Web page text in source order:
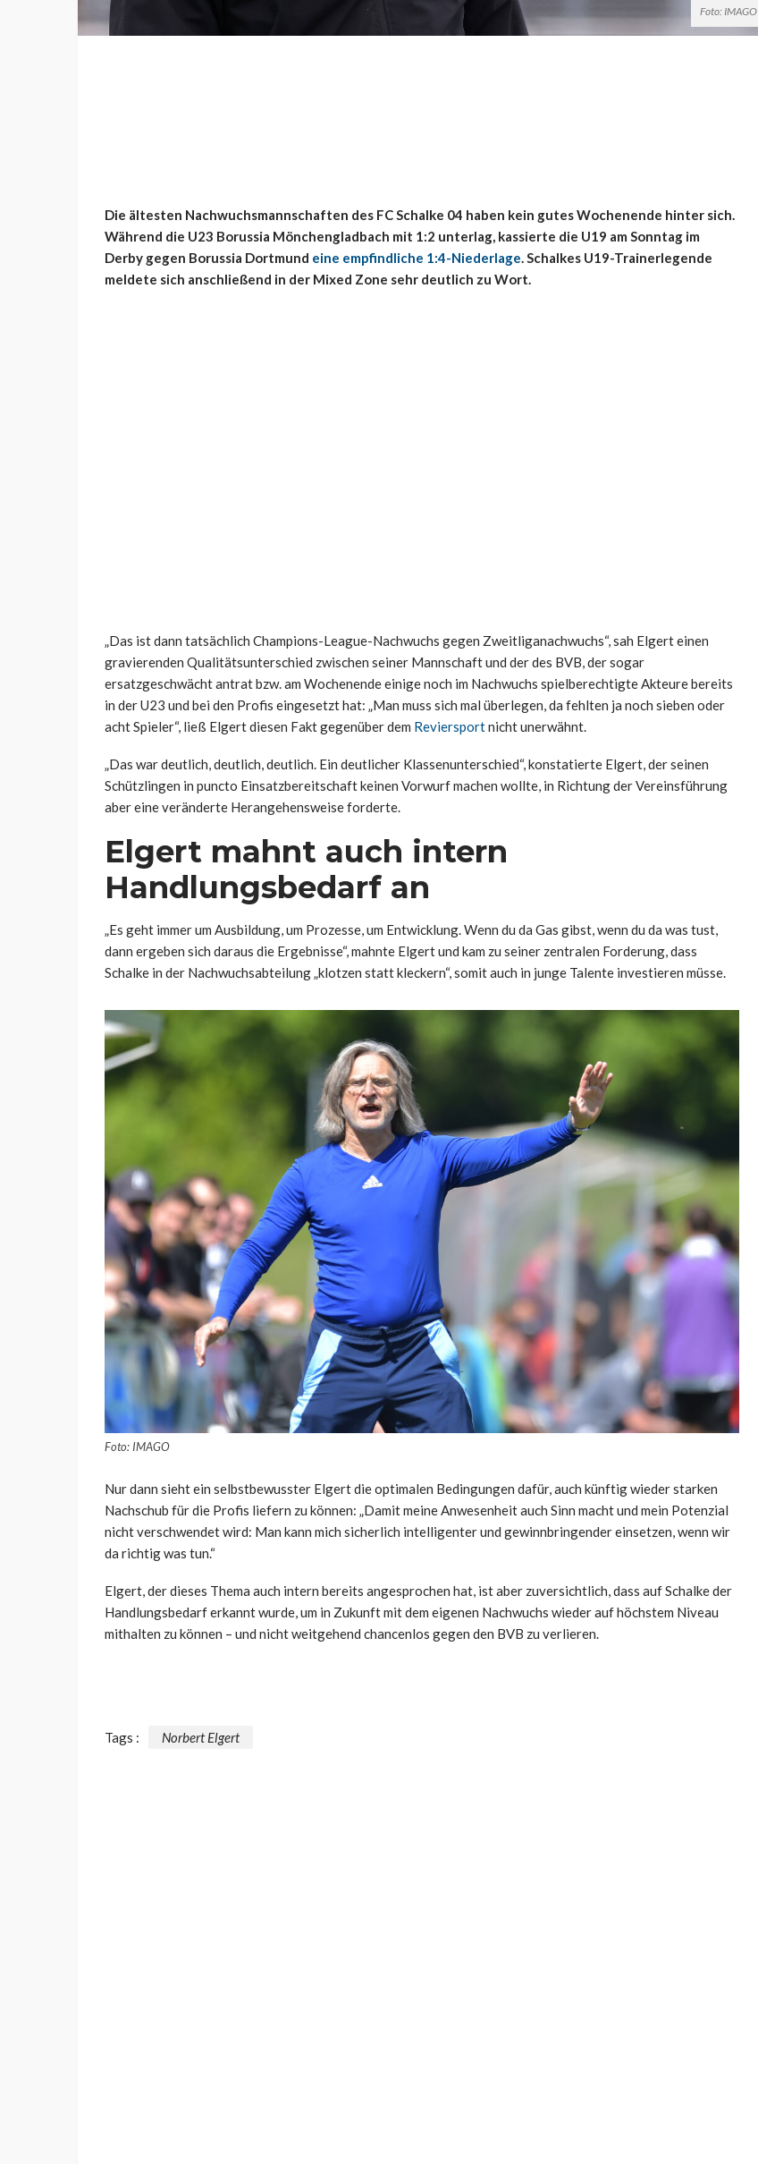
Foto: IMAGO
Die ältesten Nachwuchsmannschaften des FC Schalke 04 haben kein gutes Wochenende hinter sich.
Während die U23 Borussia Mönchengladbach mit 1:2 unterlag, kassierte die U19 am Sonntag im
Derby gegen Borussia Dortmund eine empfindliche 1:4-Niederlage. Schalkes U19-Trainerlegende
meldete sich anschließend in der Mixed Zone sehr deutlich zu Wort.
„Das ist dann tatsächlich Champions-League-Nachwuchs gegen Zweitliganachwuchs“, sah Elgert einen
gravierenden Qualitätsunterschied zwischen seiner Mannschaft und der des BVB, der sogar
ersatzgeschwächt antrat bzw. am Wochenende einige noch im Nachwuchs spielberechtigte Akteure bereits
in der U23 und bei den Profis eingesetzt hat: „Man muss sich mal überlegen, da fehlten ja noch sieben oder
acht Spieler“, ließ Elgert diesen Fakt gegenüber dem Reviersportnicht unerwähnt.
„Das war deutlich, deutlich, deutlich. Ein deutlicher Klassenunterschied“, konstatierte Elgert, der seinen
Schützlingen in puncto Einsatzbereitschaft keinen Vorwurf machen wollte, in Richtung der Vereinsführung
aber eine veränderte Herangehensweise forderte.
Elgert mahnt auch intern
Handlungsbedarf an
„Es geht immer um Ausbildung, um Prozesse, um Entwicklung. Wenn du da Gas gibst, wenn du da was tust,
dann ergeben sich daraus die Ergebnisse“, mahnte Elgert und kam zu seiner zentralen Forderung, dass
Schalke in der Nachwuchsabteilung „klotzen statt kleckern“, somit auch in junge Talente investieren müsse.
Foto: IMAGO
Nur dann sieht ein selbstbewusster Elgert die optimalen Bedingungen dafür, auch künftig wieder starken
Nachschub für die Profis liefern zu können: „Damit meine Anwesenheit auch Sinn macht und mein Potenzial
nicht verschwendet wird: Man kann mich sicherlich intelligenter und gewinnbringender einsetzen, wenn wir
da richtig was tun.“
Elgert, der dieses Thema auch intern bereits angesprochen hat, ist aber zuversichtlich, dass auf Schalke der
Handlungsbedarf erkannt wurde, um in Zukunft mit dem eigenen Nachwuchs wieder auf höchstem Niveau
mithalten zu können – und nicht weitgehend chancenlos gegen den BVB zu verlieren.
Tags : Norbert Elgert